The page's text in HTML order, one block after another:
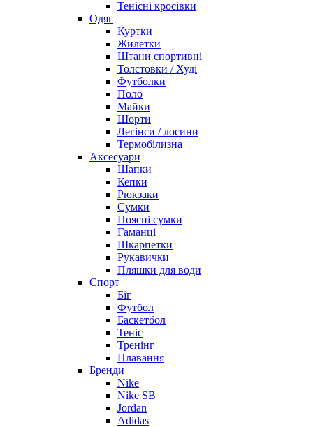
Тенісні кросівки
Одяг
Куртки
Жилетки
Штани спортивні
Толстовки / Худі
Футболки
Поло
Майки
Шорти
Легінси / лосини
Термобілизна
Аксесуари
Шапки
Кепки
Рюкзаки
Сумки
Поясні сумки
Гаманці
Шкарпетки
Рукавички
Пляшки для води
Спорт
Біг
Футбол
Баскетбол
Теніс
Тренінг
Плавання
Бренди
Nike
Nike SB
Jordan
Adidas